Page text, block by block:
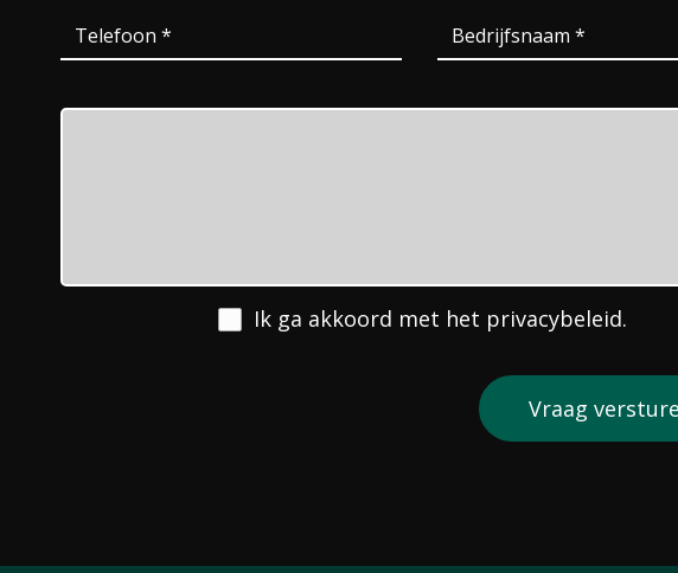
Ik ga akkoord met het privacybeleid.